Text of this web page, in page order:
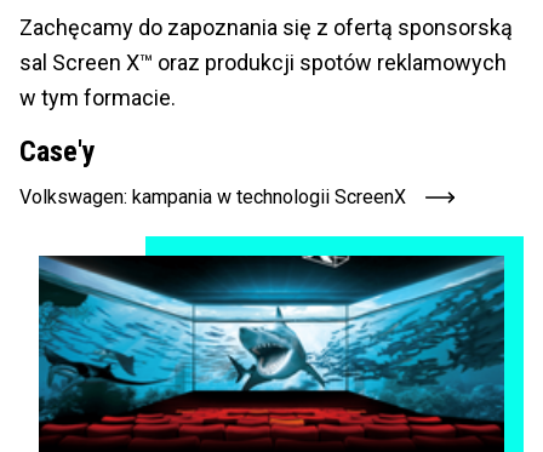
Zachęcamy do zapoznania się z ofertą sponsorską
sal Screen X™ oraz produkcji spotów reklamowych
w tym formacie.
Case'y
Volkswagen: kampania w technologii ScreenX